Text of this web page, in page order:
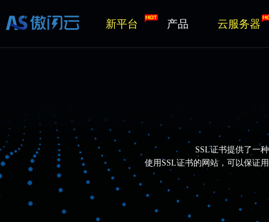
新平台 产品 云服务器
SSL证书提供了一
使用SSL证书的网站，可以保证